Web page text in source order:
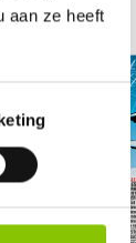
aan ze heeft
,29